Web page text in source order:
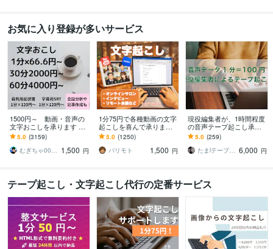
お気に入り登録が多いサービス
1500円～ 動画・音声の
文字おこしを承ります ご
要望には可能な限り対応
いたします
5.0 (3159)
むぎちゃ0012 作業代行・総合サポート 1,500 円
1分75円で各種動画の文字
起こしを喜んで承ります
オンライン会議やYouTube
演者の丁寧な書き起こし
代行！
5.0 (1250)
バリモト
1,500 円
現役編集者が、1時間程度
の音声テープ起こし承り
ます 用途を考慮した文字
起こし(ケバ取りまで)
5.0 (259)
たまlテープ起こし承りますl 6,000 円
テープ起こし・文字起こし代行の定番サービス